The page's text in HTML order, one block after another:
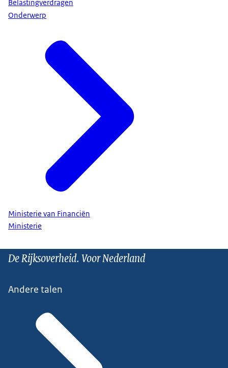
Belastingverdragen
Onderwerp
Ministerie van Financiën
Ministerie
De Rijksoverheid. Voor Nederland
Andere talen